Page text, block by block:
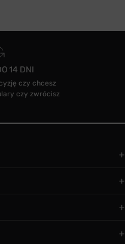
14 DNI
czy chcesz
czy zwrócisz